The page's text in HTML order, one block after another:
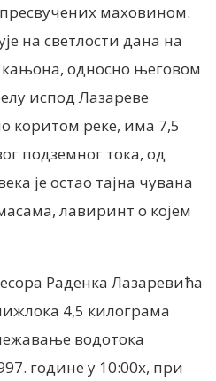
маховином.
на светлости дана на
кањона, односно његовом
испод Лазареве
коритом реке, има 7,5
подземног тока, од
је остао тајна чувана
лавиринт о којем
Раденка Лазаревића
4,5 килограма
водотока
године у 10:00х, при